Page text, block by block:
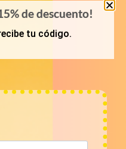
de descuento!
tu código.